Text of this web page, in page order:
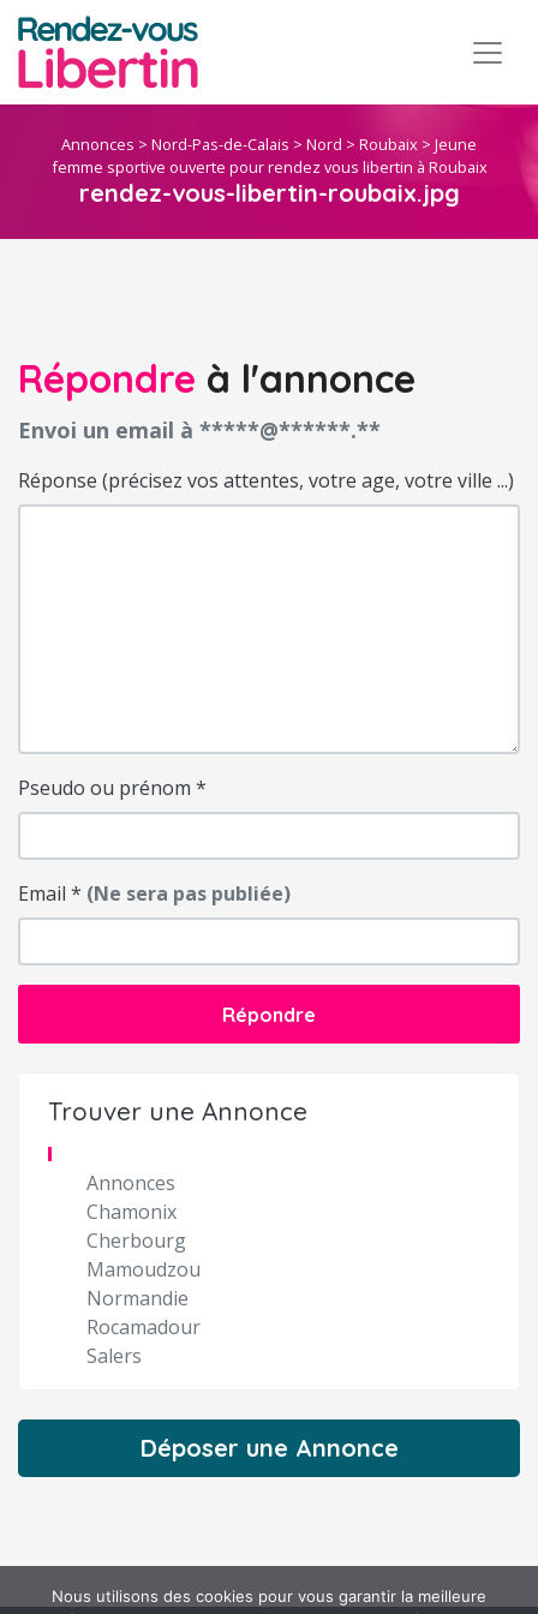
Annonces > Nord-Pas-de-Calais > Nord > Roubaix > Jeune
femme sportive ouverte pour rendez vous libertin à Roubaix
rendez-vous-libertin-roubaix.jpg
Répondre à l'annonce
Envoi un email à *****@******.**
Réponse (précisez vos attentes, votre age, votre ville ...)
Pseudo ou prénom *
Email * (Ne sera pas publiée)
Répondre
Trouver une Annonce
Annonces
Chamonix
Cherbourg
Mamoudzou
Normandie
Rocamadour
Salers
Déposer une Annonce
Nous utilisons des cookies pour vous garantir la meilleure